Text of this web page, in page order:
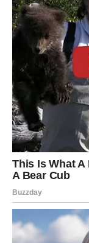
Krvavi Mesec
da
Možda shvatate
ste prerasli
da vas posao
ili da morate da
ste odlagali.
Ovo nije lak
priznate sebi
staro.